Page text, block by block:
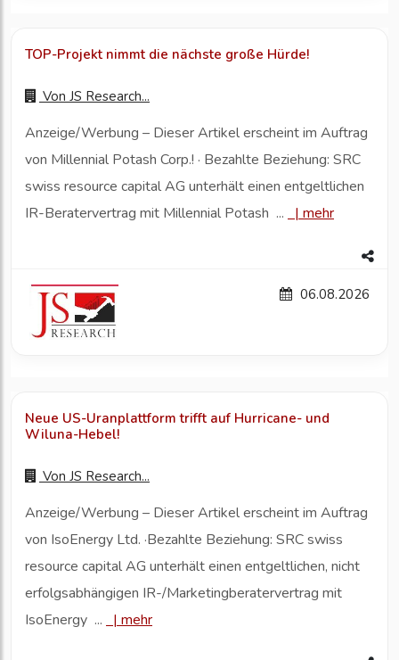
TOP-Projekt nimmt die nächste große Hürde!
Von JS Research...
Anzeige/Werbung – Dieser Artikel erscheint im Auftrag
von Millennial Potash Corp.! · Bezahlte Beziehung: SRC
swiss resource capital AG unterhält einen entgeltlichen
IR-Beratervertrag mit Millennial Potash ...
| mehr
06.08.2026
Neue US-Uranplattform trifft auf Hurricane- und
Wiluna-Hebel!
Von JS Research...
Anzeige/Werbung – Dieser Artikel erscheint im Auftrag
von IsoEnergy Ltd. ·Bezahlte Beziehung: SRC swiss
resource capital AG unterhält einen entgeltlichen, nicht
erfolgsabhängigen IR-/Marketingberatervertrag mit
IsoEnergy ...
| mehr